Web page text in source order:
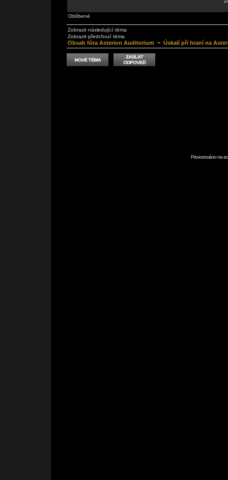
Oblíbené
Zobrazit následující téma
Zobrazit předchozí téma
Obsah fóra Asterion Auditorium ~ Úskalí při hraní na
Provozováno na